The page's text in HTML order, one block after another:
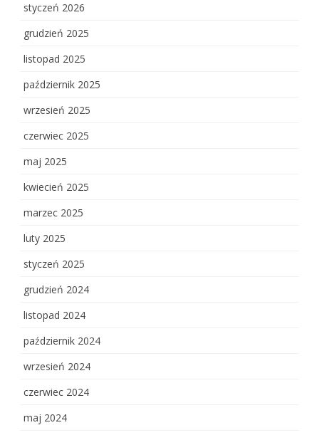
styczeń 2026
grudzień 2025
listopad 2025
październik 2025
wrzesień 2025
czerwiec 2025
maj 2025
kwiecień 2025
marzec 2025
luty 2025
styczeń 2025
grudzień 2024
listopad 2024
październik 2024
wrzesień 2024
czerwiec 2024
maj 2024